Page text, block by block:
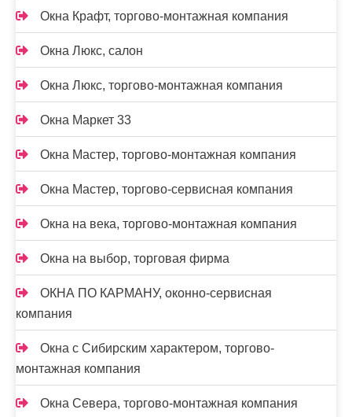
Окна Крафт, торгово-монтажная компания
Окна Люкс, салон
Окна Люкс, торгово-монтажная компания
Окна Маркет 33
Окна Мастер, торгово-монтажная компания
Окна Мастер, торгово-сервисная компания
Окна на века, торгово-монтажная компания
Окна на выбор, торговая фирма
ОКНА ПО КАРМАНУ, оконно-сервисная
компания
Окна с Сибирским характером, торгово-
монтажная компания
Окна Севера, торгово-монтажная компания